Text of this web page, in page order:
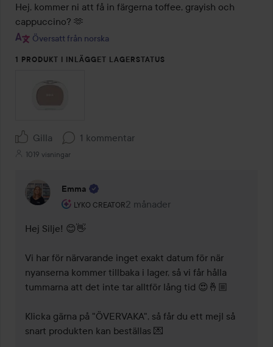
Hej, kommer ni att få in färgerna toffee, grayish och
cappuccino? 🫶
Översatt från norska
1 PRODUKT I INLÄGGET LAGERSTATUS
Gilla 1 kommentar
1019 visningar
Emma
LYKO CREATOR
Användarens roll: Lyko Creator.
2 månader
Kommentaren lades 2 månader
Hej Silje! 😊👋
Vi har för närvarande inget exakt datum för när
nyanserna kommer tillbaka i lager, så vi får hålla
tummarna att det inte tar alltför lång tid 😍🤞🏼
Klicka gärna på "ÖVERVAKA", så får du ett mejl så
snart produkten kan beställas 💌